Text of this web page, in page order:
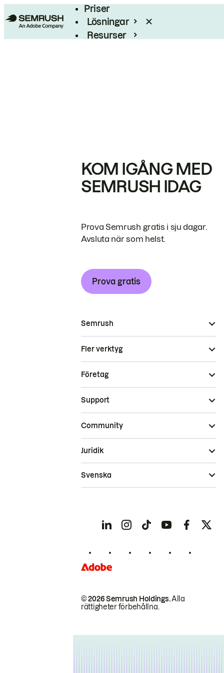
Priser
Lösningar
Resurser
KOM IGÅNG MED
SEMRUSH IDAG
Prova Semrush gratis i sju dagar.
Avsluta när som helst.
Prova gratis
Semrush
Fler verktyg
Företag
Support
Community
© 2026 Semrush Holdings.Alla
rättigheter förbehållna.
Juridik
Svenska